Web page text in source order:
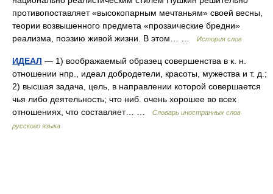
противопоставляет «высокопарным мечтаньям» своей весны,
теории возвышенного предмета «прозаические бредни»
реализма, поэзию живой жизни. В этом… …
История слов
ИДЕАЛ — 1) воображаемый образец совершенства в к. н.
отношении нпр., идеал добродетели, красоты, мужества и т. д.;
2) высшая задача, цель, в направлении которой совершается
чья либо деятельность; что ниб. очень хорошее во всех
отношениях, что составляет… …
Словарь иностранных слов
русского языка